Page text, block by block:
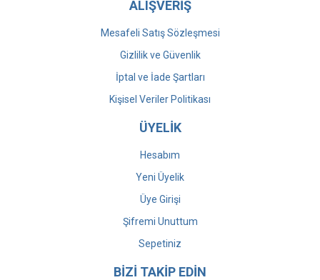
ALIŞVERİŞ
Mesafeli Satış Sözleşmesi
Gizlilik ve Güvenlik
İptal ve İade Şartları
Kişisel Veriler Politikası
ÜYELİK
Hesabım
Yeni Üyelik
Üye Girişi
Şifremi Unuttum
Sepetiniz
BİZİ TAKİP EDİN